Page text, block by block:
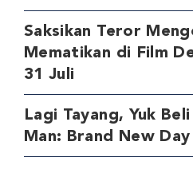
Saksikan Teror
Mematikan di Film
31 Juli
Lagi Tayang, Yuk
Man: Brand New